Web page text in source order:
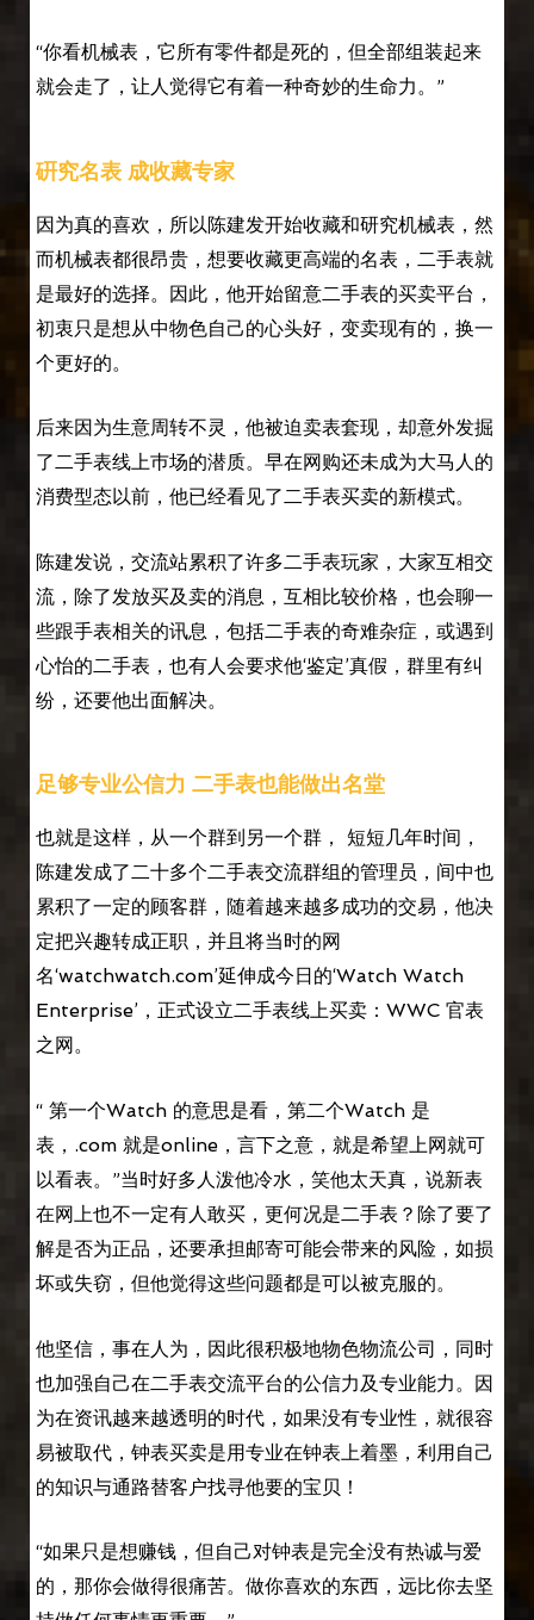
“你看机械表，它所有零件都是死的，但全部组装起来
就会走了，让人觉得它有着一种奇妙的生命力。”
硏究名表 成收藏专家
因为真的喜欢，所以陈建发开始收藏和研究机械表，然
而机械表都很昂贵，想要收藏更高端的名表，二手表就
是最好的选择。因此，他开始留意二手表的买卖平台，
初衷只是想从中物色自己的心头好，变卖现有的，换一
个更好的。
后来因为生意周转不灵，他被迫卖表套现，却意外发掘
了二手表线上巿场的潜质。早在网购还未成为大马人的
消费型态以前，他已经看见了二手表买卖的新模式。
陈建发说，交流站累积了许多二手表玩家，大家互相交
流，除了发放买及卖的消息，互相比较价格，也会聊一
些跟手表相关的讯息，包括二手表的奇难杂症，或遇到
心怡的二手表，也有人会要求他‘鉴定’真假，群里有纠
纷，还要他出面解决。
足够专业公信力 二手表也能做出名堂
也就是这样，从一个群到另一个群， 短短几年时间，
陈建发成了二十多个二手表交流群组的管理员，间中也
累积了一定的顾客群，随着越来越多成功的交易，他决
定把兴趣转成正职，并且将当时的网
名‘watchwatch.com’延伸成今日的‘Watch Watch
Enterprise’，正式设立二手表线上买卖：WWC 官表
之网。
“ 第一个Watch 的意思是看，第二个Watch 是
表，.com 就是online，言下之意，就是希望上网就可
以看表。”当时好多人泼他冷水，笑他太天真，说新表
在网上也不一定有人敢买，更何况是二手表？除了要了
解是否为正品，还要承担邮寄可能会带来的风险，如损
坏或失窃，但他觉得这些问题都是可以被克服的。
他坚信，事在人为，因此很积极地物色物流公司，同时
也加强自己在二手表交流平台的公信力及专业能力。因
为在资讯越来越透明的时代，如果没有专业性，就很容
易被取代，钟表买卖是用专业在钟表上着墨，利用自己
的知识与通路替客户找寻他要的宝贝！
“如果只是想赚钱，但自己对钟表是完全没有热诚与爱
的，那你会做得很痛苦。做你喜欢的东西，远比你去坚